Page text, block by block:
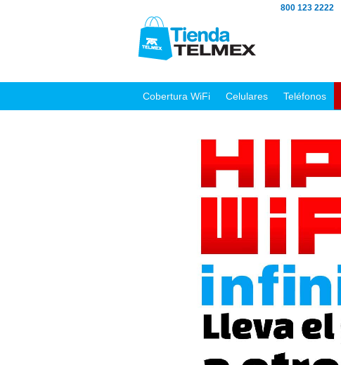
800 123 2222
Cobertura WiFi Celulares Teléfonos